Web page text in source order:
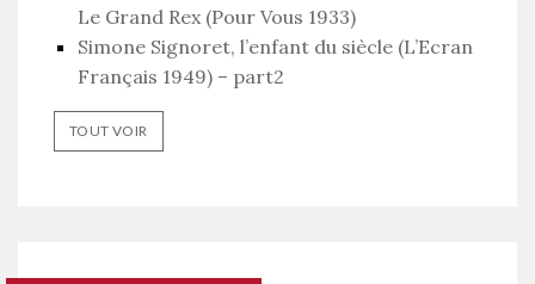
Le Grand Rex (Pour Vous 1933)
Simone Signoret, l’enfant du siècle (L’Ecran
Français 1949) – part2
TOUT VOIR